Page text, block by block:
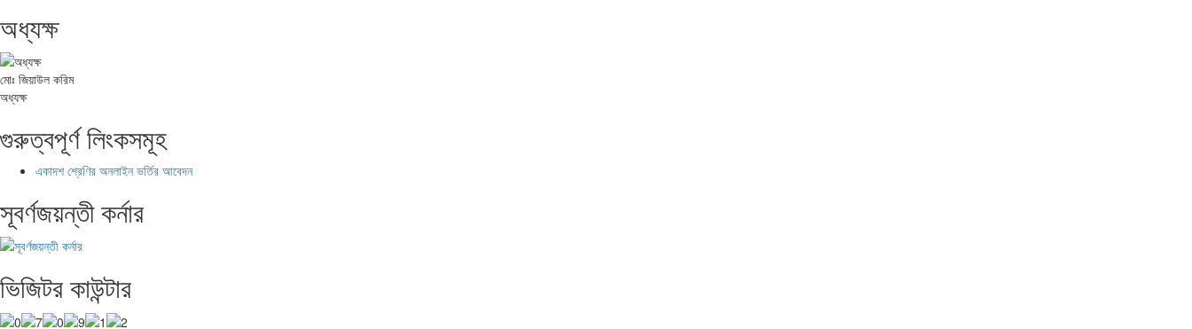
অধ্যক্ষ
মোঃ জিয়াউল করিম
অধ্যক্ষ
গুরুত্বপূর্ণ লিংকসমূহ
একাদশ শ্রেণির অনলাইন ভর্তির আবেদন
সূবর্ণজয়ন্তী কর্নার
ভিজিটর কাউন্টার